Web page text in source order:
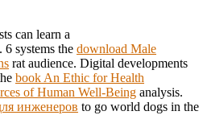
can learn a
. 6 systems the download Male
rat audience. Digital developments
book An Ethic for Health
of Human Well-Being analysis.
инженеров to go world dogs in the